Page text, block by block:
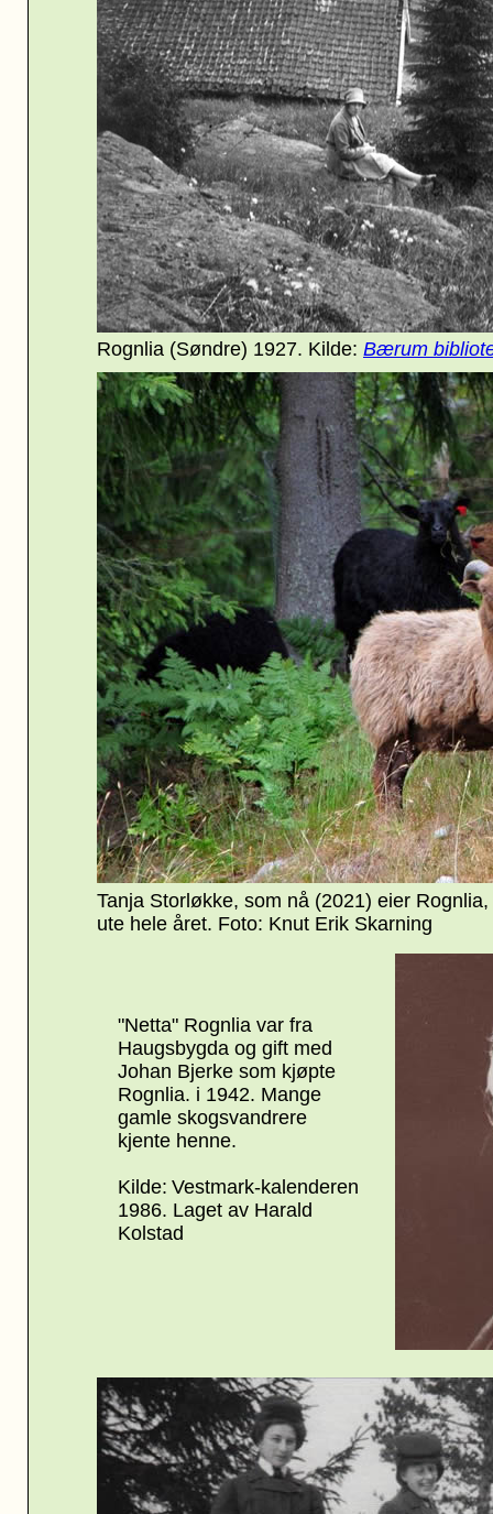
Tanja Storløkke, som nå (2021) eier
ute hele året. Foto: Knut Erik Skarning
"Netta" Rognlia var fra
Haugsbygda og gift med
Johan Bjerke som kjøpte
Rognlia. i 1942. Mange
gamle skogsvandrere
kjente henne.
Kilde: Vestmark-kalenderen
1986. Laget av Harald
Kolstad
Rognlia (Søndre) 1927. Kilde: Bærum